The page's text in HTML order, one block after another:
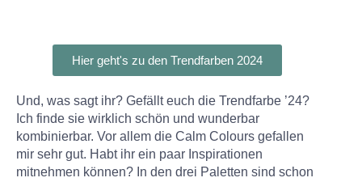
Hier geht's zu den Trendfarben 2024
Und, was sagt ihr? Gefällt euch die Trendfarbe ’24?
Ich finde sie wirklich schön und wunderbar
kombinierbar. Vor allem die Calm Colours gefallen
mir sehr gut. Habt ihr ein paar Inspirationen
mitnehmen können? In den drei Paletten sind schon